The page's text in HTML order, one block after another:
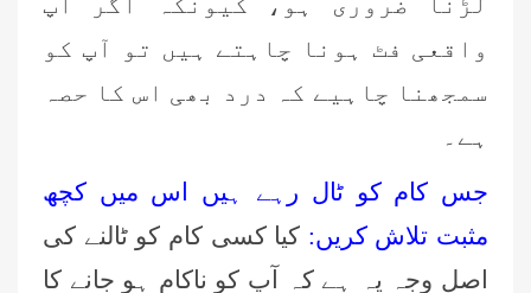
واقعی فٹ ہونا چاہتے ہیں تو آپ کو
سمجھنا چاہیے کہ درد بھی اس کا حصہ
ہے۔
جس کام کو ٹال رہے ہیں اس میں کچھ
مثبت تلاش کریں: کیا کسی کام کو ٹالنے کی
اصل وجہ یہ ہے کہ آپ کو ناکام ہو جانے کا